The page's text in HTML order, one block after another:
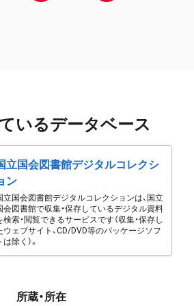
いるデータベース
立国会図書館デジタルコレクシ
ン
立国会図書館デジタルコレクションは、国立
会図書館で収集・保存しているデジタル資料
検索・閲覧できるサービスです（収集・保存し
ウェブサイト、CD/DVD等のパッケージソフ
は除く）。
所蔵・所在